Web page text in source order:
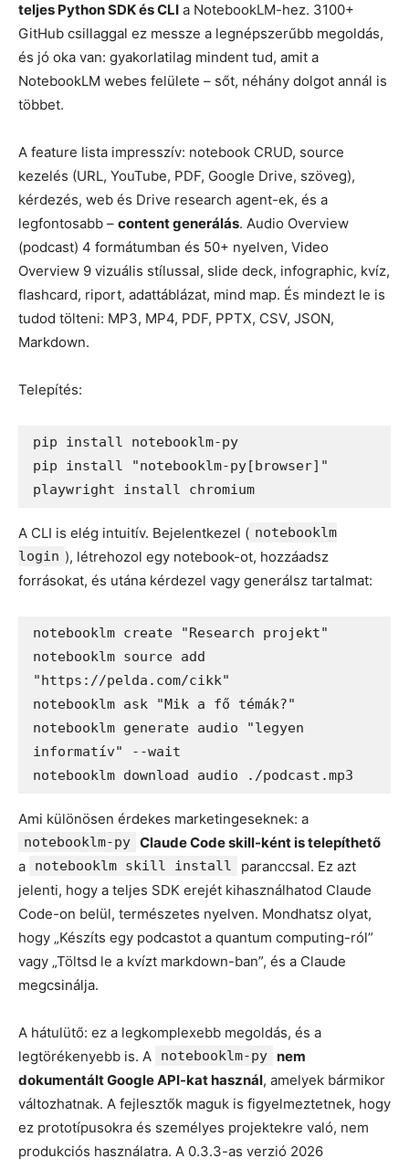
teljes Python SDK és CLI a NotebookLM-hez. 3100+
GitHub csillaggal ez messze a legnépszerűbb megoldás,
és jó oka van: gyakorlatilag mindent tud, amit a
NotebookLM webes felülete – sőt, néhány dolgot annál is
többet.
A feature lista impresszív: notebook CRUD, source
kezelés (URL, YouTube, PDF, Google Drive, szöveg),
kérdezés, web és Drive research agent-ek, és a
legfontosabb – content generálás. Audio Overview
(podcast) 4 formátumban és 50+ nyelven, Video
Overview 9 vizuális stílussal, slide deck, infographic, kvíz,
flashcard, riport, adattáblázat, mind map. És mindezt le is
tudod tölteni: MP3, MP4, PDF, PPTX, CSV, JSON,
Markdown.
Telepítés:
pip install notebooklm-py
pip install "notebooklm-py[browser]"
A CLI is elég intuitív. Bejelentkezel ( notebooklm
login ), létrehozol egy notebook-ot, hozzáadsz
forrásokat, és utána kérdezel vagy generálsz tartalmat:
notebooklm create "Research projekt"
notebooklm source add
"https://pelda.com/cikk"
notebooklm ask "Mik a fő témák?"
notebooklm generate audio "legyen
informatív" --wait
Ami különösen érdekes marketingeseknek: a
notebooklm-py Claude Code skill-ként is telepíthető
a
notebooklm skill install
paranccsal. Ez azt
jelenti, hogy a teljes SDK erejét kihasználhatod Claude
Code-on belül, természetes nyelven. Mondhatsz olyat,
hogy „Készíts egy podcastot a quantum computing-ról”
vagy „Töltsd le a kvízt markdown-ban”, és a Claude
megcsinálja.
A hátulütő: ez a legkomplexebb megoldás, és a
legtörékenyebb is. A
notebooklm-py nem
dokumentált Google API-kat használ, amelyek bármikor
változhatnak. A fejlesztők maguk is figyelmeztetnek, hogy
ez prototípusokra és személyes projektekre való, nem
produkciós használatra. A 0.3.3-as verzió 2026